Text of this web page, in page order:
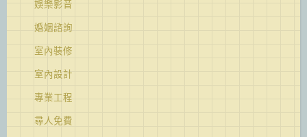
娛樂影音
婚姻諮詢
室內裝修
室內設計
專業工程
尋人免費